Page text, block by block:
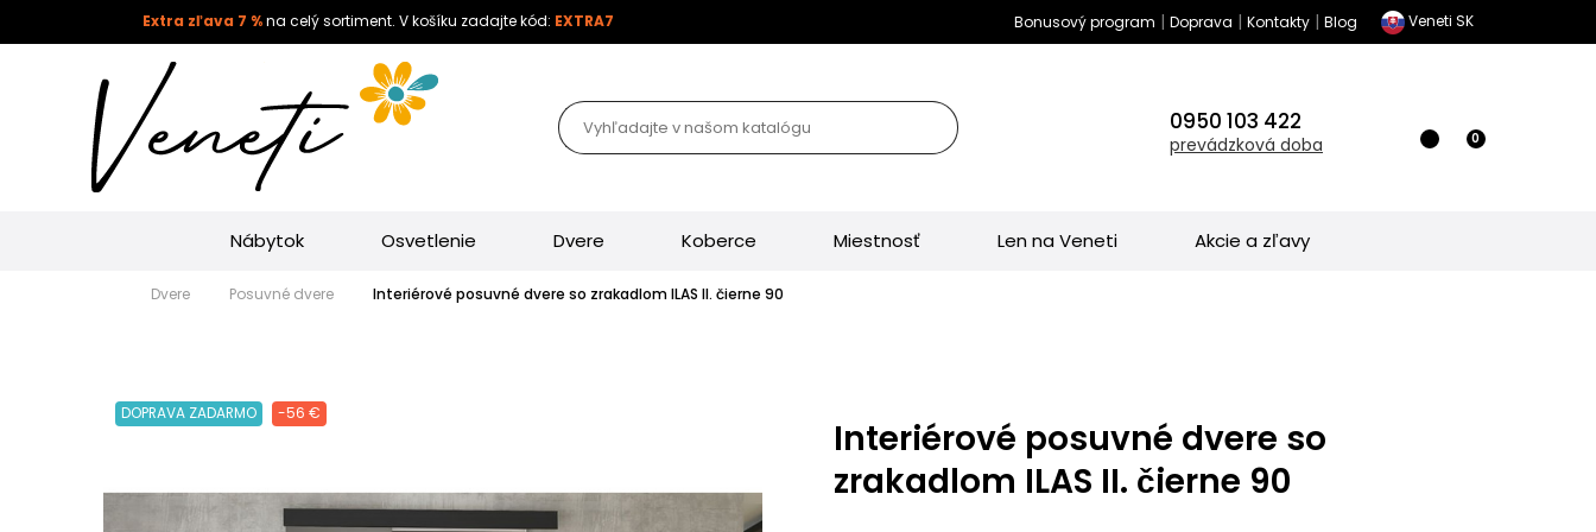
Extra zľava 7 %na celý sortiment. V košíku zadajte kód: EXTRA7 Bonusový program| Doprava| Kontakty| Blog Veneti SK
0950 103 422
prevádzková doba 0
Nábytok Osvetlenie Dvere Koberce Miestnosť Len na Veneti Akcie a zľavy
Dvere Posuvné dvere Interiérové posuvné dvere so zrakadlom ILAS II. čierne 90
DOPRAVA ZADARMO -56 €
Interiérové posuvné dvere so
zrakadlom ILAS II. čierne 90